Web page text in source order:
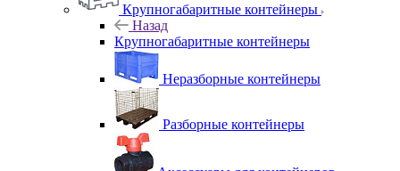
Крупногабаритные контейнеры
Назад
Крупногабаритные контейнеры
Неразборные контейнеры
Разборные контейнеры